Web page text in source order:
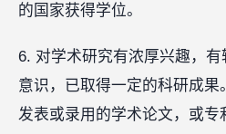
的国家获得学位。
6. 对学术研究有浓厚兴趣，
意识，已取得一定的科研成
发表或录用的学术论文，或专